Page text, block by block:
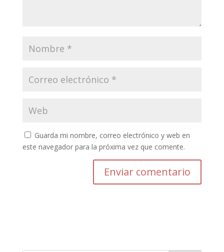
Guarda mi nombre, correo electrónico y web en
este navegador para la próxima vez que comente.